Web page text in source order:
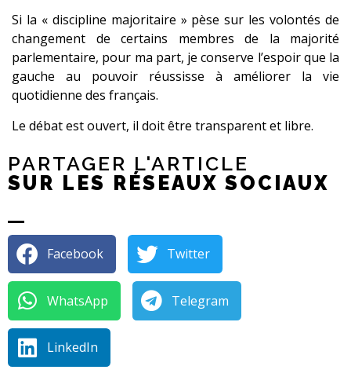
Si la « discipline majoritaire » pèse sur les volontés de
changement de certains membres de la majorité
parlementaire, pour ma part, je conserve l’espoir que la
gauche au pouvoir réussisse à améliorer la vie
quotidienne des français.
Le débat est ouvert, il doit être transparent et libre.
PARTAGER L'ARTICLE
SUR LES RÉSEAUX SOCIAUX
Facebook Twitter
WhatsApp Telegram
LinkedIn